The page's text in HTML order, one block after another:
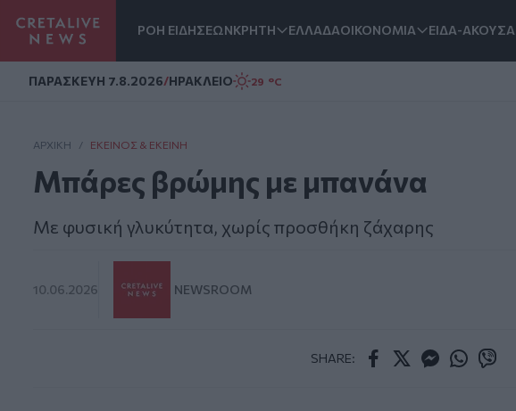
ΡΟΗ ΕΙΔΗΣΕΩΝΚΡΗΤΗ ΕΛΛΑΔΑΟΙΚΟΝΟΜΙΑ ΕΙΔΑ-ΑΚΟΥΣΑ
ΠΑΡΑΣΚΕΥΗ 7.8.2026/ΗΡΑΚΛΕΙΟ 29 °C
ΑΡΧΙΚΗ / ΕΚΕΊΝΟΣ & ΕΚΕΊΝΗ
Μπάρες βρώμης με μπανάνα
Με φυσική γλυκύτητα, χωρίς προσθήκη ζάχαρης
10.06.2026 NEWSROOM
SHARE: